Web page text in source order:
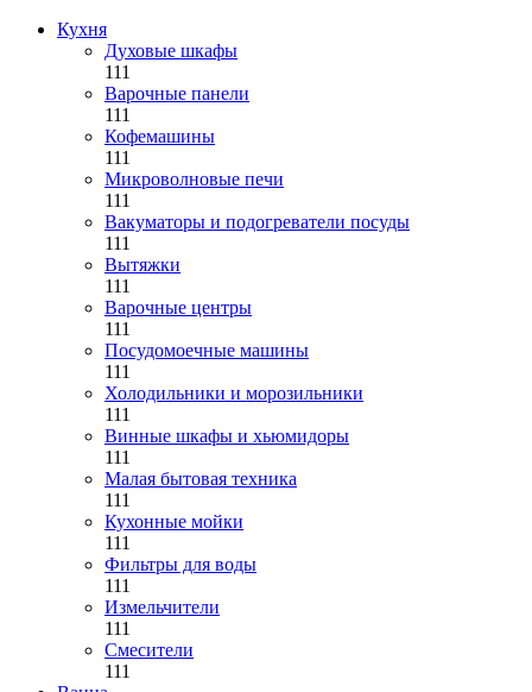
Кухня
Духовые шкафы
111
Варочные панели
111
Кофемашины
111
Микроволновые печи
111
Вакуматоры и подогреватели посуды
111
Вытяжки
111
Варочные центры
111
Посудомоечные машины
111
Холодильники и морозильники
111
Винные шкафы и хьюмидоры
111
Малая бытовая техника
111
Кухонные мойки
111
Фильтры для воды
111
Измельчители
111
Смесители
111